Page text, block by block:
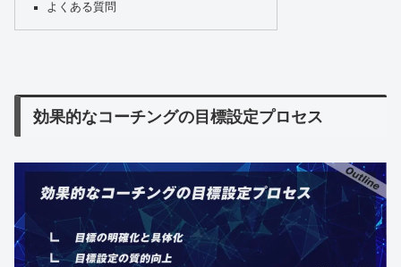
よくある質問
効果的なコーチングの目標設定プロセス